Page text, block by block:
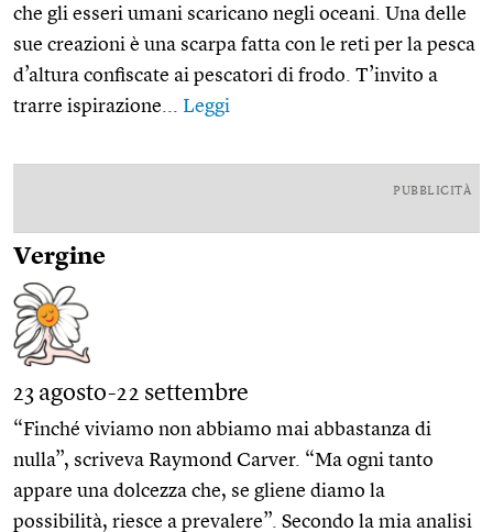
che gli esseri umani scaricano negli oceani. Una delle
sue creazioni è una scarpa fatta con le reti per la pesca
d’altura confiscate ai pescatori di frodo. T’invito a
trarre ispirazione... Leggi
PUBBLICITÀ
Vergine
23 agosto-22 settembre
“Finché viviamo non abbiamo mai abbastanza di
nulla”, scriveva Raymond Carver. “Ma ogni tanto
appare una dolcezza che, se gliene diamo la
possibilità, riesce a prevalere”. Secondo la mia analisi